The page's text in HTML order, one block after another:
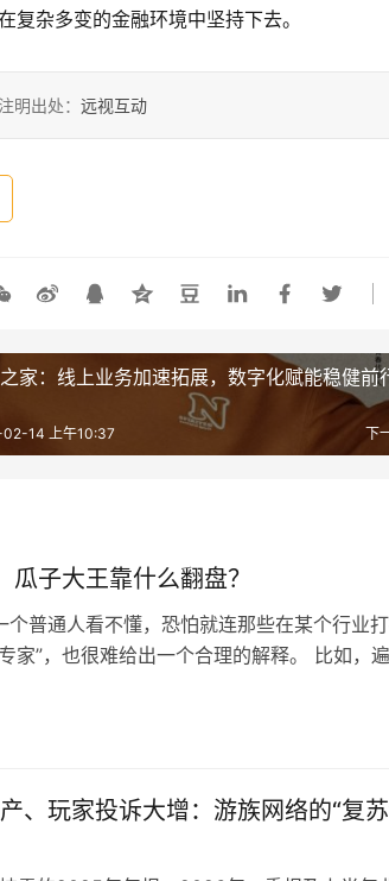
杂多变的金融环境中坚持下去。
明出处： 远视互动
家：线上业务加速拓展，数字化赋能稳健前
下
14 上午10:37
子大王靠什么翻盘？
普通人看不懂，恐怕就连那些在某个行业
家”，也很难给出一个合理的解释。 比如，
很忙”、“零售很嗨”、“零小象”这样的零食连锁
“盛世繁华”，都让人看到了零食行业发展得
新的品牌崛起、连锁店占领各个角落的背后，
品，反而逐渐淡出了人们的视野，例如像洽
、玩家投诉大增：游族网络的“复